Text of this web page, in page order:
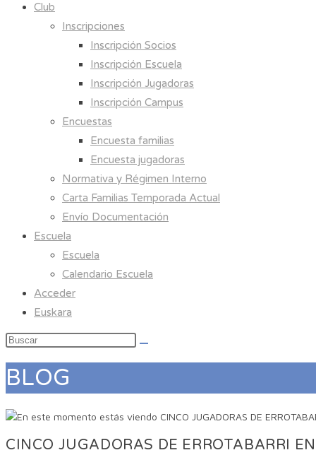
Club
Inscripciones
Inscripción Socios
Inscripción Escuela
Inscripción Jugadoras
Inscripción Campus
Encuestas
Encuesta familias
Encuesta jugadoras
Normativa y Régimen Interno
Carta Familias Temporada Actual
Envío Documentación
Escuela
Escuela
Calendario Escuela
Acceder
Euskara
BLOG
CINCO JUGADORAS DE ERROTABARRI